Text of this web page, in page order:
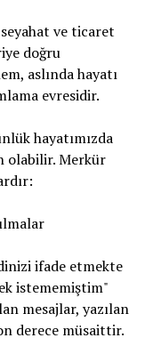
ve ticaret
doğru
aslında hayatı
evresidir.
hayatımızda
olabilir. Merkür
ifade etmekte
istememiştim"
mesajlar, yazılan
derece müsaittir.